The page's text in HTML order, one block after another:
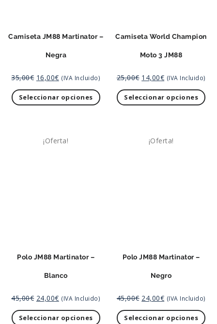
Camiseta JM88 Martinator –
Negra
35,00€ 16,00€ (IVA Incluido)
Seleccionar opciones
Camiseta World Champion
Moto 3 JM88
25,00€ 14,00€ (IVA Incluido)
Seleccionar opciones
¡Oferta!
Polo JM88 Martinator –
Blanco
45,00€ 24,00€ (IVA Incluido)
Seleccionar opciones
¡Oferta!
Polo JM88 Martinator –
Negro
45,00€ 24,00€ (IVA Incluido)
Seleccionar opciones